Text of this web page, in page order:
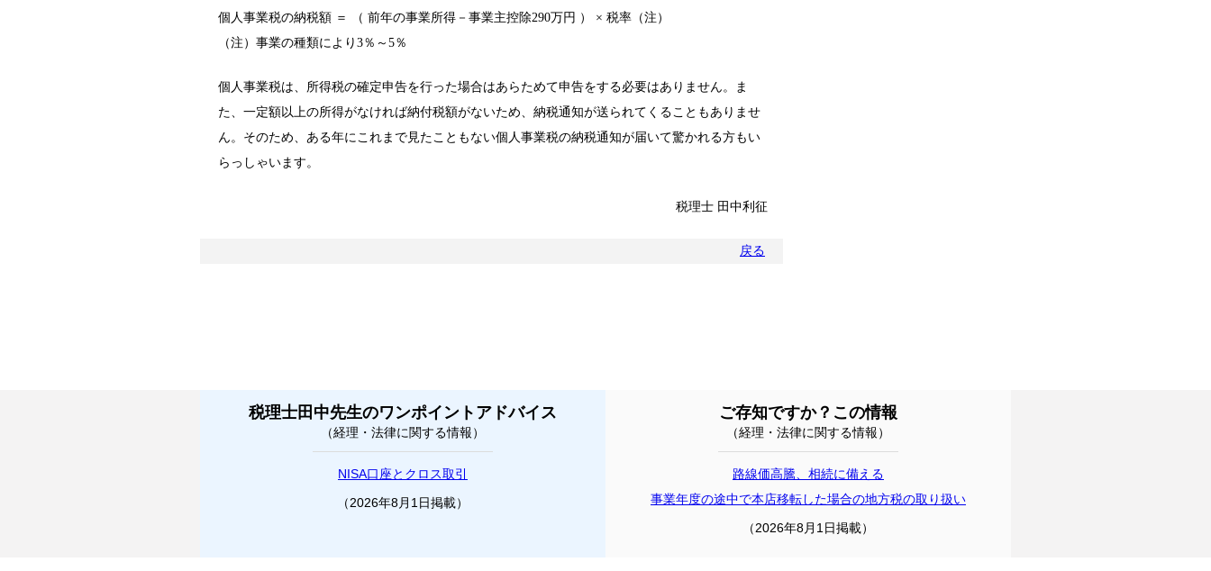
個人事業税の納税額 ＝ （ 前年の事業所得－事業主控除290万円 ） × 税率（注）
（注）事業の種類により3％～5％
個人事業税は、所得税の確定申告を行った場合はあらためて申告をする必要はありません。ま
た、一定額以上の所得がなければ納付税額がないため、納税通知が送られてくることもありませ
ん。そのため、ある年にこれまで見たこともない個人事業税の納税通知が届いて驚かれる方もい
らっしゃいます。
税理士 田中利征
戻る
税理士田中先生のワンポイントアドバイス
（経理・法律に関する情報）
NISA口座とクロス取引
（2026年8月1日掲載）
ご存知ですか？この情報
（経理・法律に関する情報）
路線価高騰、相続に備える
事業年度の途中で本店移転した場合の地方税の取り扱い
（2026年8月1日掲載）